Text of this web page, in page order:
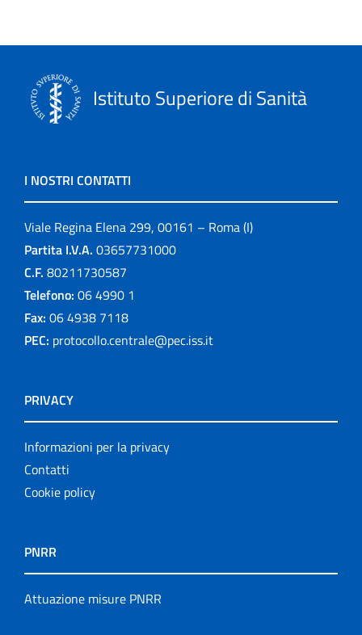
Istituto Superiore di Sanità
I NOSTRI CONTATTI
Viale Regina Elena 299, 00161 – Roma (I)
Partita I.V.A. 03657731000
C.F. 80211730587
Telefono: 06 4990 1
Fax: 06 4938 7118
PEC: protocollo.centrale@pec.iss.it
PRIVACY
Informazioni per la privacy
Contatti
Cookie policy
PNRR
Attuazione misure PNRR